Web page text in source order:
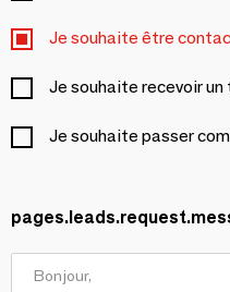
Je souhaite être
Je souhaite recevoir
Je souhaite passer